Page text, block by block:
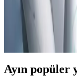
OpenClaw, kodlama
zeka aracı olarak
işlemcileriyle öne
artış yaşanıyor.
Ayın popüler